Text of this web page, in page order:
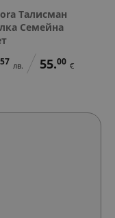
Талисман
Семейна
57 лв. 55.00 €